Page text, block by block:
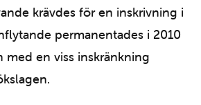
krävdes för en inskrivning i
permanentades i 2010
med en viss inskränkning